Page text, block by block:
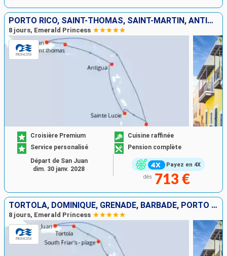
PORTO RICO, SAINT-THOMAS, SAINT-MARTIN, ANTIGUA-ET-BARBUDA, SAINTE-LUCIE, BARBADE
8 jours, Emerald Princess
Payez en 4X
Croisière Premium
Cuisine raffinée
Service personalisé
Pension complète
dès 713 €
Départ de San Juan
dim. 30 janv. 2028
TORTOLA, DOMINIQUE, GRENADE, BARBADE, PORTO RICO
8 jours, Emerald Princess